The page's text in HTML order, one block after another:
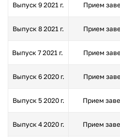
Выпуск 9 2021 г. Прием
Выпуск 8 2021 г. Прием
Выпуск 7 2021 г. Прием
Выпуск 6 2020 г. Прием
Выпуск 5 2020 г. Прием
Выпуск 4 2020 г. Прием